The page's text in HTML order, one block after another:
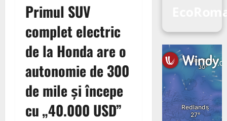
Primul SUV
complet electric
de la Honda are o
autonomie de 300
de mile și începe
cu „40.000 USD”